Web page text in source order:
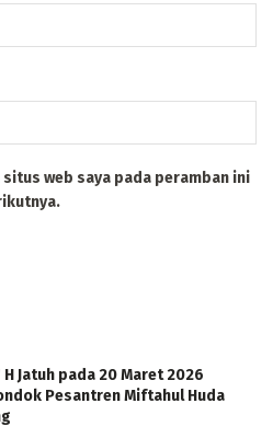
web saya pada peramban ini
Jatuh pada 20 Maret 2026
Pesantren Miftahul Huda